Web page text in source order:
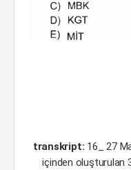
transkript: 16_ 27
içinden oluşturulan